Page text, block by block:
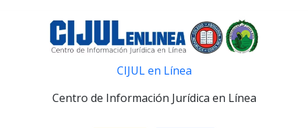
CIJUL en Línea
Centro de Información Jurídica en Línea